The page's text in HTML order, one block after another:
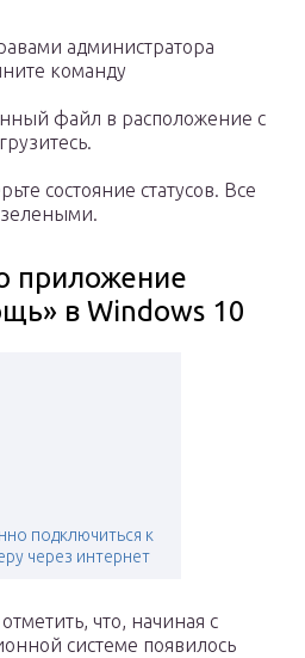
администратора
команду
файл в расположение с
состояние статусов. Все
приложение
в Windows 10
подключиться к
через интернет
что, начиная с
системе появилось